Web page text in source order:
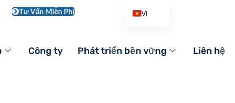
Tư Vấn Miễn Phí
Công ty Phát triển bền vững Liên hệ
VI